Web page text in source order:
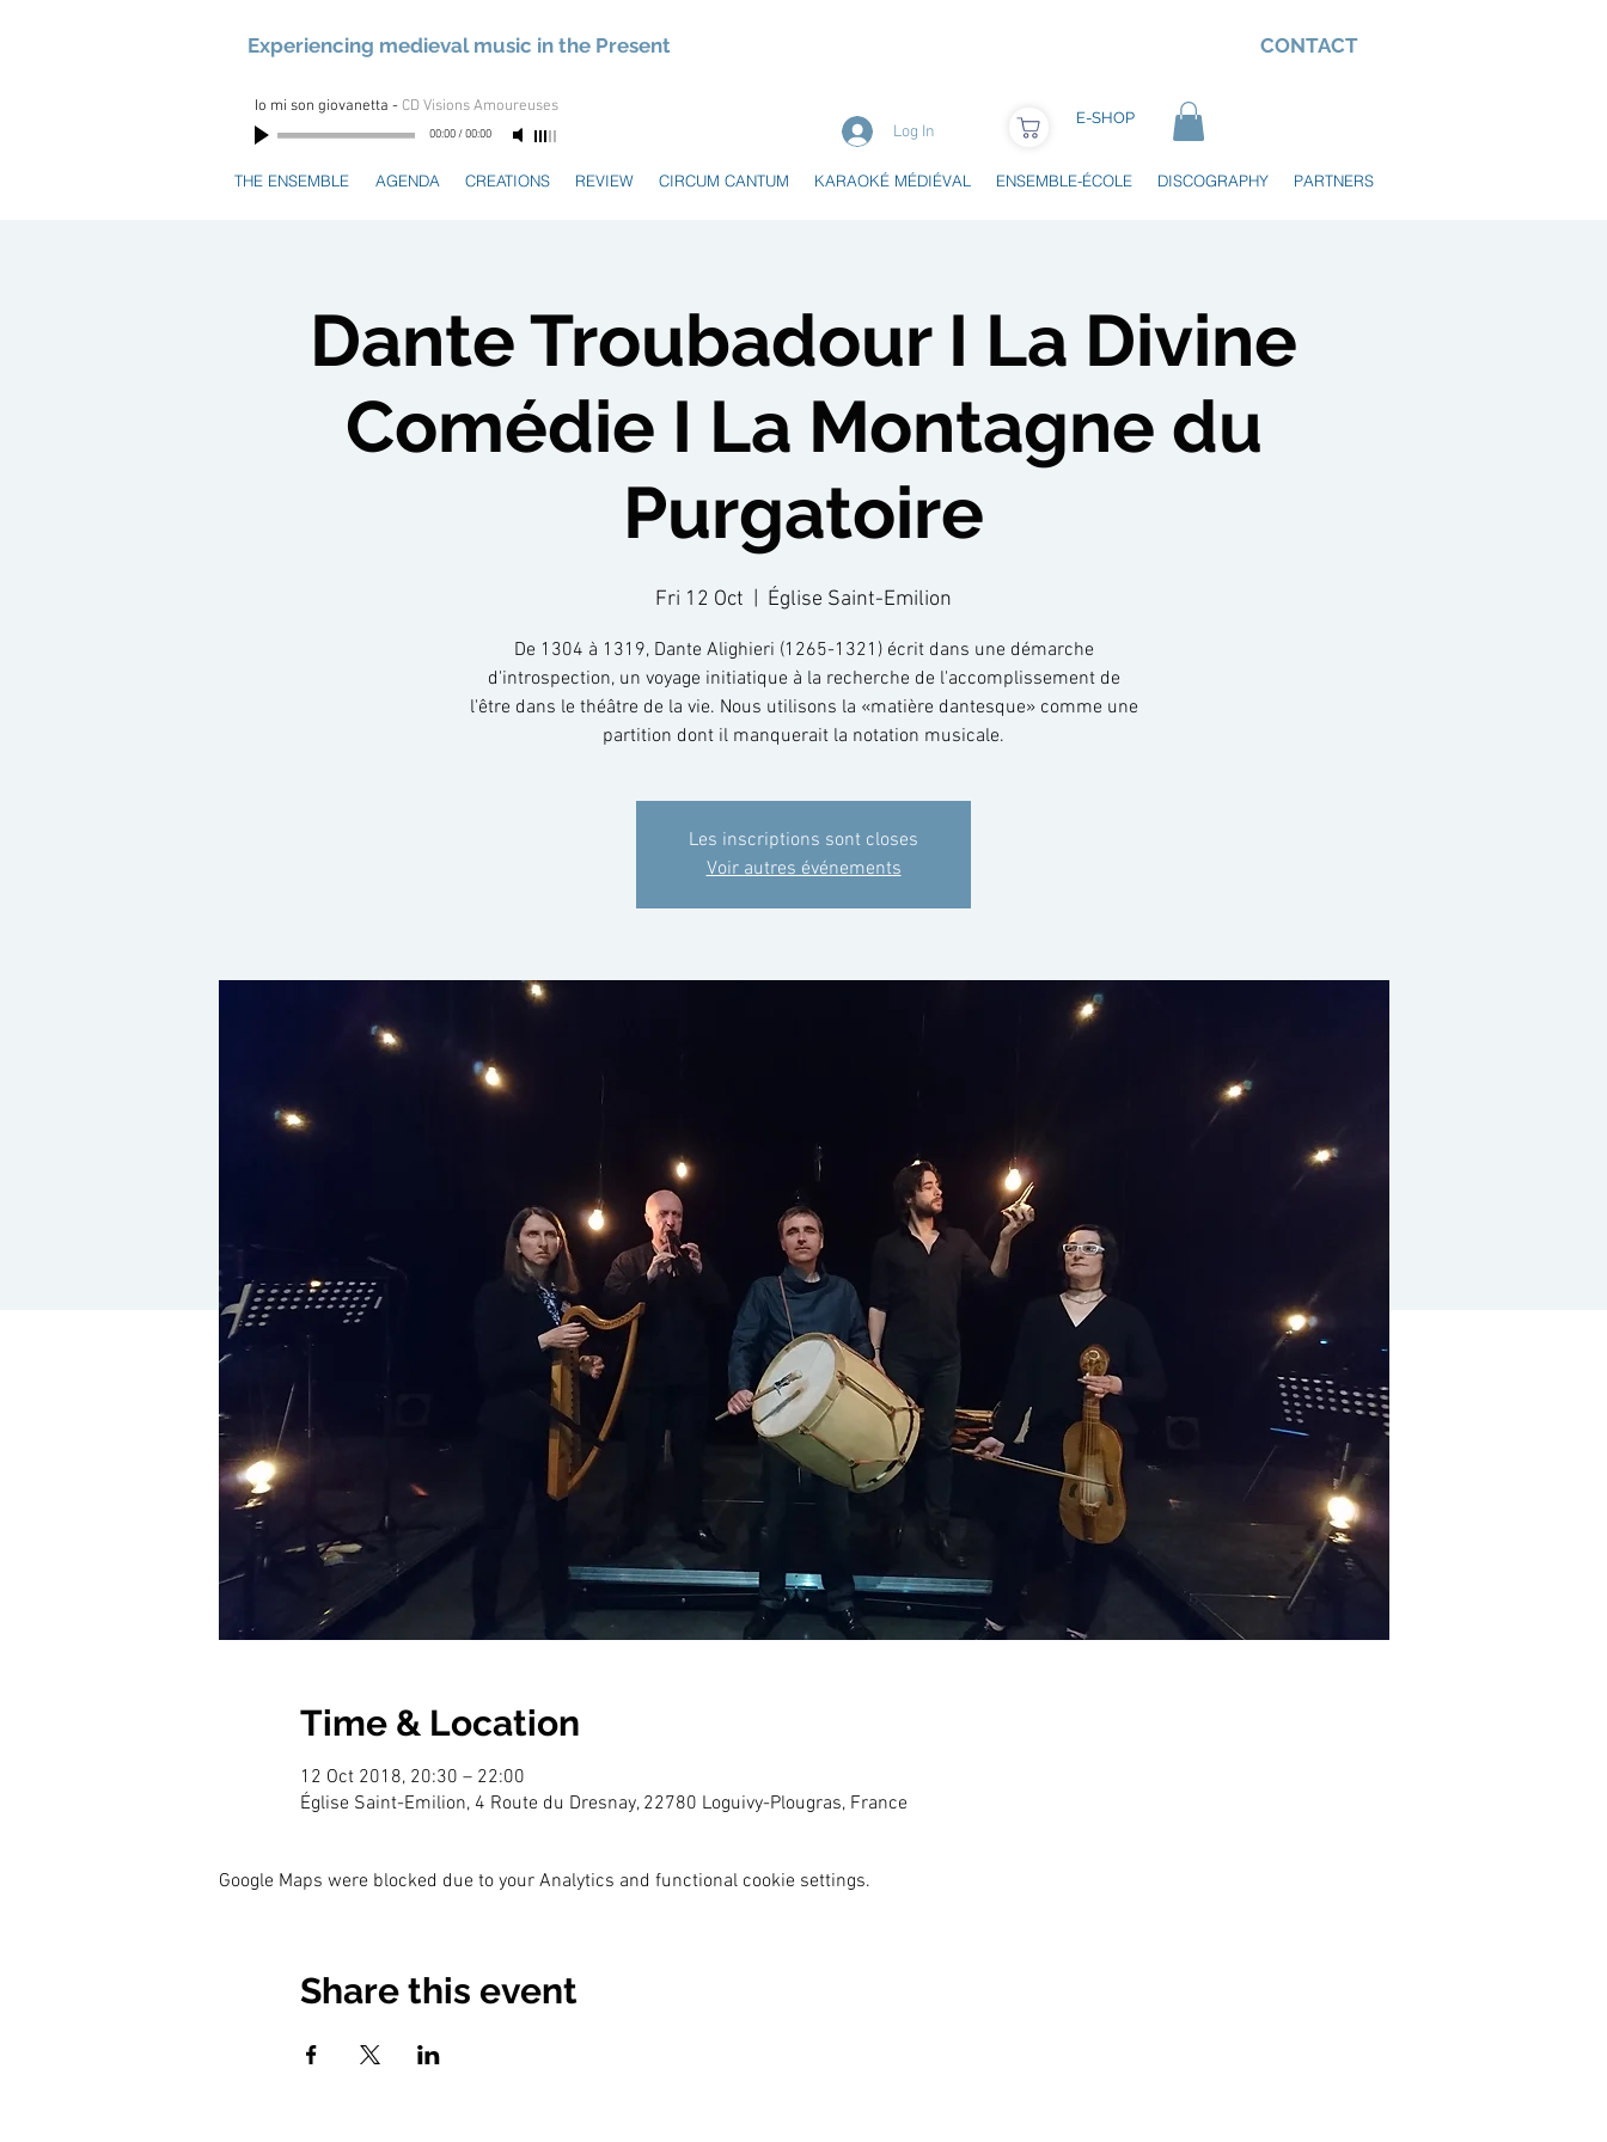
Experiencing medieval music in the Present CONTACT
Io mi son giovanetta - CD Visions Amoureuses
00:00/00:00 Log In
E-SHOP
THE ENSEMBLE AGENDA CREATIONS REVIEW CIRCUM CANTUM KARAOKÉ MÉDIÉVAL ENSEMBLE-ÉCOLE DISCOGRAPHY PARTNERS
Dante Troubadour I La Divine
Comédie I La Montagne du
Purgatoire
Fri 12 Oct
  |
Église Saint-Emilion
De 1304 à 1319, Dante Alighieri (1265-1321) écrit dans une démarche
d'introspection, un voyage initiatique à la recherche de l'accomplissement de
l'être dans le théâtre de la vie. Nous utilisons la «matière dantesque» comme une
partition dont il manquerait la notation musicale.
Les inscriptions sont closes
Voir autres événements
Time & Location
12 Oct 2018, 20:30 – 22:00
Église Saint-Emilion, 4 Route du Dresnay, 22780 Loguivy-Plougras, France
Google Maps were blocked due to your Analytics and functional cookie settings.
Share this event